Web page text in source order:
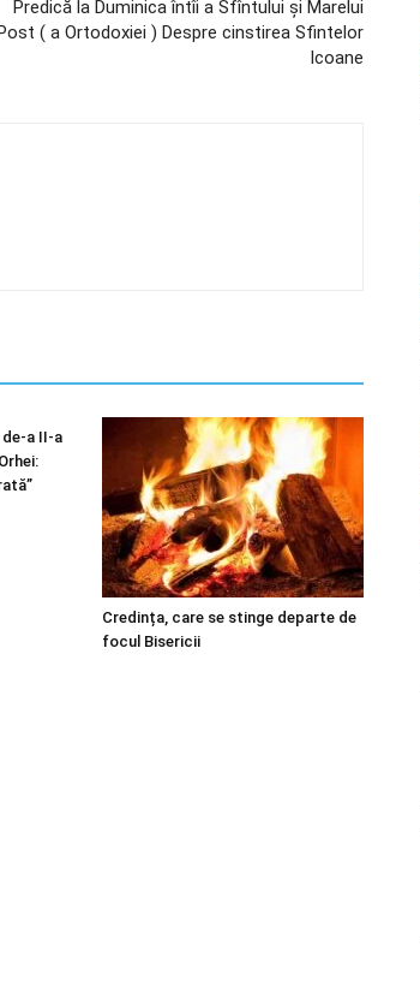
Predică la Duminica întîi a Sfîntului şi Marelui
( a Ortodoxiei ) Despre cinstirea Sfintelor
Icoane
a II-a
Credința, care se stinge departe de
focul Bisericii